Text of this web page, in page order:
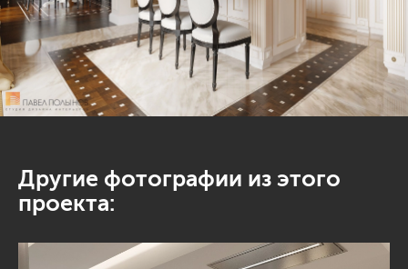
Другие фотографии из этого
проекта: